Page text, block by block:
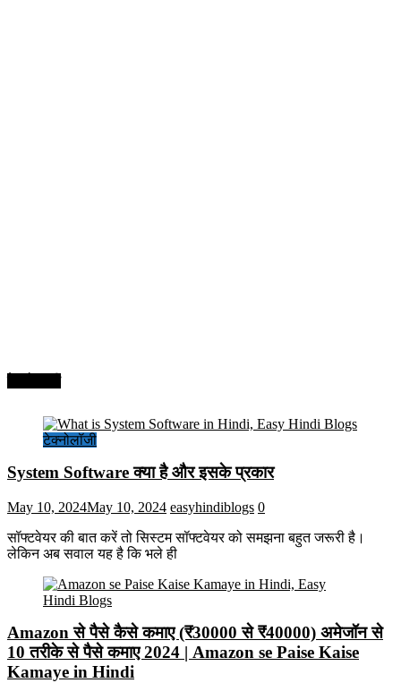
टेक्नोलॉजी
System Software क्या है और इसके प्रकार
May 10, 2024May 10, 2024 easyhindiblogs 0
सॉफ्टवेयर की बात करें तो सिस्टम सॉफ्टवेयर को समझना बहुत जरूरी है।
लेकिन अब सवाल यह है कि भले ही
Amazon से पैसे कैसे कमाए (₹30000 से ₹40000) अमेजॉन से
10 तरीके से पैसे कमाए 2024 | Amazon se Paise Kaise
Kamaye in Hindi